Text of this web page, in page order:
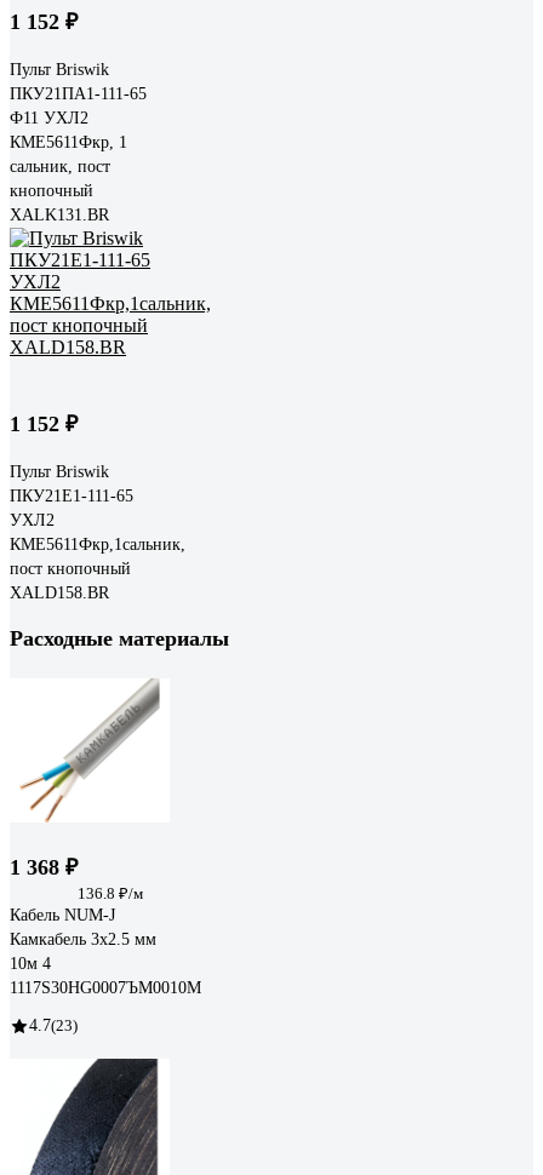
1 152 ₽
Пульт Briswik
ПКУ21ПА1-111-65
Ф11 УХЛ2
КМЕ5611Фкр, 1
сальник, пост
кнопочный
XALK131.BR
1 152 ₽
Пульт Briswik
ПКУ21Е1-111-65
УХЛ2
КМЕ5611Фкр,1сальник,
пост кнопочный
XALD158.BR
Расходные материалы
1 368 ₽
136.8 ₽/м
Кабель NUM-J
Камкабель 3x2.5 мм
10м 4
1117S30HG0007ЪM0010М
4.7(23)